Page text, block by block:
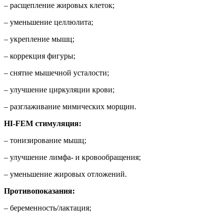
– расщепление жировых клеток;
– уменьшение целлюлита;
– укрепление мышц;
– коррекция фигуры;
– снятие мышечной усталости;
– улучшение циркуляции крови;
– разглаживание мимических морщин.
HI-FEM стимуляция:
– тонизирование мышц;
– улучшение лимфа- и кровообращения;
– уменьшение жировых отложений.
Противопоказания:
– беременность/лактация;